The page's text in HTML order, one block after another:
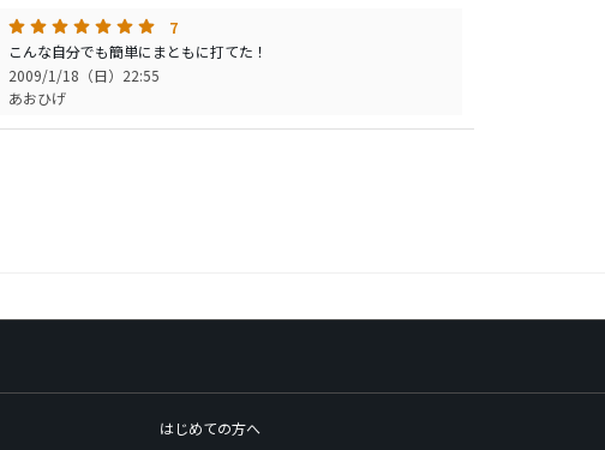
7
こんな自分でも簡単にまともに打てた！
2009/1/18（日）22:55
あおひげ
はじめての方へ